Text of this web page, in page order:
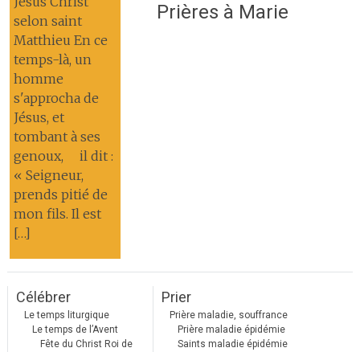
selon saint
Matthieu En ce
temps-là, un
homme
s'approcha de
Jésus, et
tombant à ses
genoux, il dit :
« Seigneur,
prends pitié de
mon fils. Il est
[…]
Prières à Marie
Célébrer
Le temps liturgique
Le temps de l’Avent
Fête du Christ Roi de
Prier
Prière maladie, souffrance
Prière maladie épidémie
Saints maladie épidémie